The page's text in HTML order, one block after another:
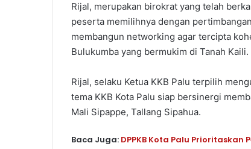
Rijal, merupakan birokrat yang telah
peserta memilihnya dengan
membangun networking agar tercipta
Bulukumba yang bermukim di Tanah Kaili.
Rijal, selaku Ketua KKB Palu terpilih
tema KKB Kota Palu siap bersinergi
Mali Sipappe, Tallang Sipahua.
Baca Juga: DPPKB Kota Palu